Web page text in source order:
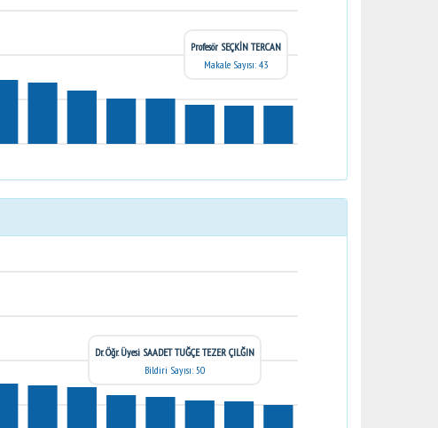
Profesör SEÇKİN TERCAN
Makale Sayısı: 43
Dr. Öğr. Üyesi SAADET TUĞÇE TEZER ÇILĞIN
Bildiri Sayısı: 50